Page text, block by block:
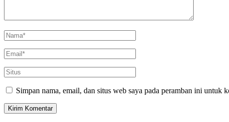
Simpan nama, email, dan situs web saya pada peramban ini untuk